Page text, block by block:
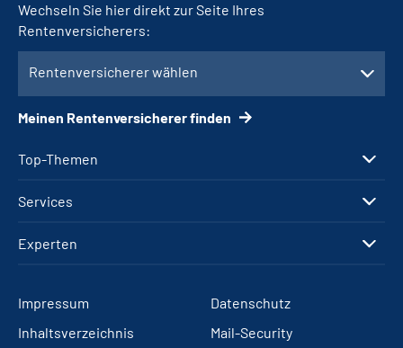
Top-Themen
Services
Experten
Wechseln Sie hier direkt zur Seite Ihres
Rentenversicherers:
Rentenversicherer wählen
Meinen Rentenversicherer finden
Impressum
Datenschutz
Inhaltsverzeichnis
Mail-Security